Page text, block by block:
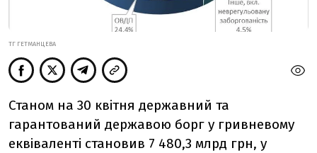
ТГ ГЕТМАНЦЕВА
Станом на 30 квітня державний та
гарантований державою борг у гривневому
еквіваленті становив 7 480,3 млрд грн, у